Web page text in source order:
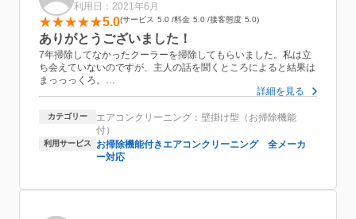
利用日：2021年6月
5.0 サービス 5.0 料金 5.0 接客態度 5.0
ありがとうございました！
7年掃除してなかったクーラーを掃除してもらいました。私は立
ち会えていないのですが、主人の話を聞くところによると結果は
まっっっくろ。
お掃除付きでこのお値段でしていただけるのはありがたいです。
じ、10年で買い替えと言われていますが、壊れるまでお世話にな
りたいと思います。
詳細を見る
カテゴリー
エアコンクリーニング：壁掛け型（お掃除機能
付）
利用サービス
お掃除機能付きエアコンクリーニング 全メーカ
ー対応